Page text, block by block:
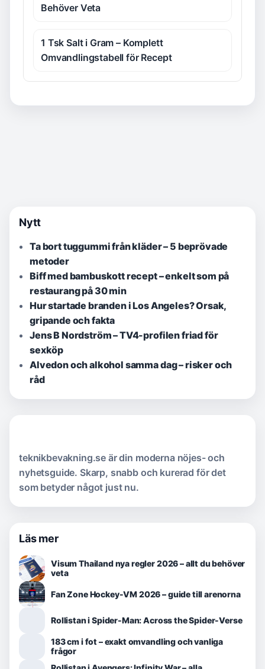
Behöver Veta
1 Tsk Salt i Gram – Komplett
Omvandlingstabell för Recept
Nytt
Ta bort tuggummi från kläder – 5 beprövade
metoder
Biff med bambuskott recept – enkelt som på
restaurang på 30 min
Hur startade branden i Los Angeles? Orsak,
gripande och fakta
Jens B Nordström – TV4-profilen friad för
sexköp
Alvedon och alkohol samma dag – risker och
råd
teknikbevakning.se är din moderna nöjes- och
nyhetsguide. Skarp, snabb och kurerad för det
som betyder något just nu.
Läs mer
Visum Thailand nya regler 2026 – allt du behöver
veta
Fan Zone Hockey-VM 2026 – guide till arenorna
Rollistan i Spider-Man: Across the Spider-Verse
183 cm i fot – exakt omvandling och vanliga
frågor